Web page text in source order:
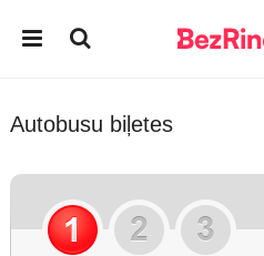
Autobusu biļetes